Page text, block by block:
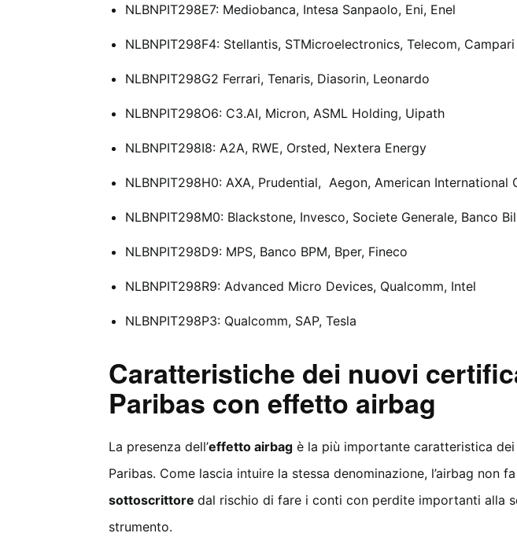
NLBNPIT298E7: Mediobanca, Intesa Sanpaolo, Eni, Enel
NLBNPIT298F4: Stellantis, STMicroelectronics, Telecom, Campari
NLBNPIT298G2 Ferrari, Tenaris, Diasorin, Leonardo
NLBNPIT298O6: C3.AI, Micron, ASML Holding, Uipath
NLBNPIT298I8: A2A, RWE, Orsted, Nextera Energy
NLBNPIT298H0: AXA, Prudential, Aegon, American International
NLBNPIT298M0: Blackstone, Invesco, Societe Generale, Banco
NLBNPIT298D9: MPS, Banco BPM, Bper, Fineco
NLBNPIT298R9: Advanced Micro Devices, Qualcomm, Intel
NLBNPIT298P3: Qualcomm, SAP, Tesla
Caratteristiche dei nuovi
Paribas con effetto airbag
La presenza dell’effetto airbag è la più importante caratteristica
Paribas. Come lascia intuire la stessa denominazione, l’airbag non
sottoscrittore dal rischio di fare i conti con perdite importanti alla
strumento.